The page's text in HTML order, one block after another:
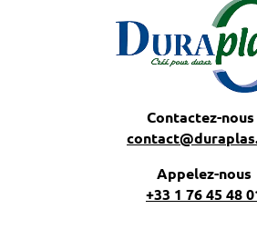
Contactez-nous
Appelez-nous
+33 1 76 45 48